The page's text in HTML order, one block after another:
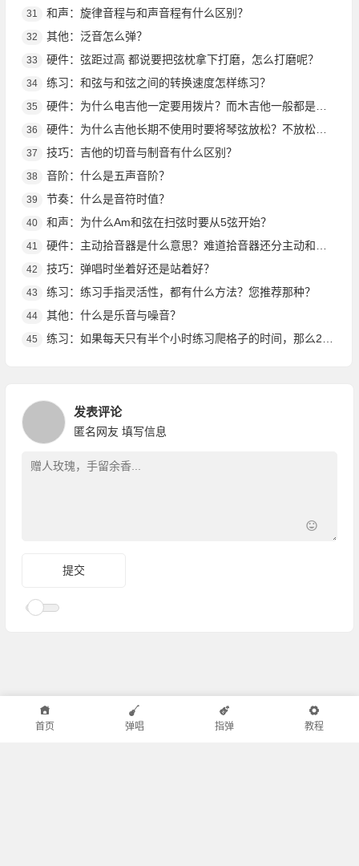
31 和声：旋律音程与和声音程有什么区别？
32 其他：泛音怎么弹？
33 硬件：弦距过高 都说要把弦枕拿下打磨，怎么打磨呢？
34 练习：和弦与和弦之间的转换速度怎样练习？
35 硬件：为什么电吉他一定要用拨片？而木吉他一般都是用手指？
36 硬件：为什么吉他长期不使用时要将琴弦放松？不放松的话对吉他会有什么伤害吗？
37 技巧：吉他的切音与制音有什么区别？
38 音阶：什么是五声音阶？
39 节奏：什么是音符时值？
40 和声：为什么Am和弦在扫弦时要从5弦开始？
41 硬件：主动拾音器是什么意思？难道拾音器还分主动和被动吗？
42 技巧：弹唱时坐着好还是站着好？
43 练习：练习手指灵活性，都有什么方法？您推荐那种？
44 其他：什么是乐音与噪音？
45 练习：如果每天只有半个小时练习爬格子的时间，那么24种爬格子指法如何安排练习呢?
发表评论
匿名网友 填写信息
首页 弹唱 指弹 教程